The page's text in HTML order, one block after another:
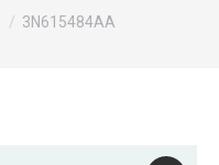
3N615484AA